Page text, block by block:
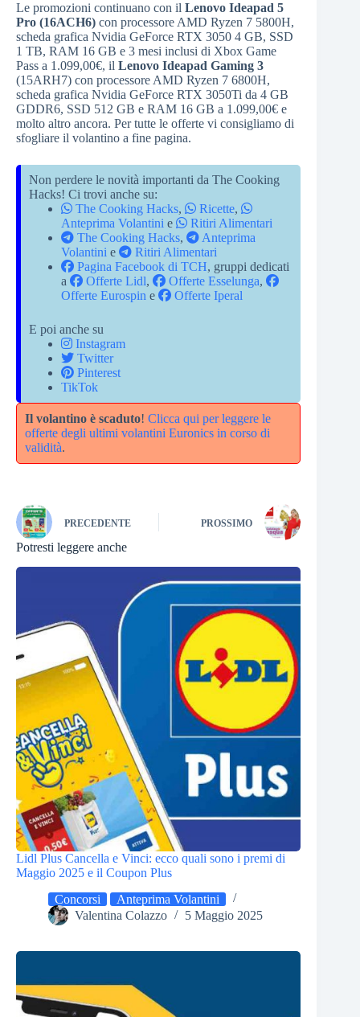
Le promozioni continuano con il Lenovo Ideapad 5
Pro (16ACH6) con processore AMD Ryzen 7 5800H,
scheda grafica Nvidia GeForce RTX 3050 4 GB, SSD
1 TB, RAM 16 GB e 3 mesi inclusi di Xbox Game
Pass a 1.099,00€, il Lenovo Ideapad Gaming 3
(15ARH7) con processore AMD Ryzen 7 6800H,
scheda grafica Nvidia GeForce RTX 3050Ti da 4 GB
GDDR6, SSD 512 GB e RAM 16 GB a 1.099,00€ e
molto altro ancora. Per tutte le offerte vi consigliamo di
sfogliare il volantino a fine pagina.
Non perdere le novità importanti da The Cooking
Hacks! Ci trovi anche su:
The Cooking Hacks, Ricette,
Anteprima Volantini e
Ritiri Alimentari
The Cooking Hacks,
Anteprima
Volantini e
Ritiri Alimentari
Pagina Facebook di TCH, gruppi dedicati
a
Offerte Lidl, Offerte Esselunga,
Offerte Eurospin e Offerte Iperal
E poi anche su
Instagram
Twitter
Pinterest
TikTok
Il volantino è scaduto! Clicca qui per leggere le
offerte degli ultimi volantini Euronics in corso di
validità.
PRECEDENTE PROSSIMO
Potresti leggere anche
Lidl Plus Cancella e Vinci: ecco quali sono i premi di
Maggio 2025 e il Coupon Plus
Concorsi
Anteprima Volantini
Valentina Colazzo
5 Maggio 2025